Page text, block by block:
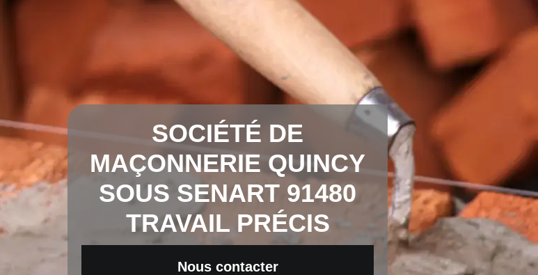
SOCIÉTÉ DE
MAÇONNERIE QUINCY
SOUS SENART 91480
TRAVAIL PRÉCIS
Nous contacter